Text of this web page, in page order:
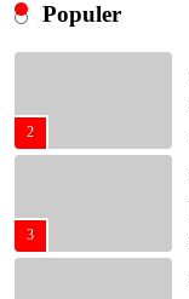
Populer
2
3